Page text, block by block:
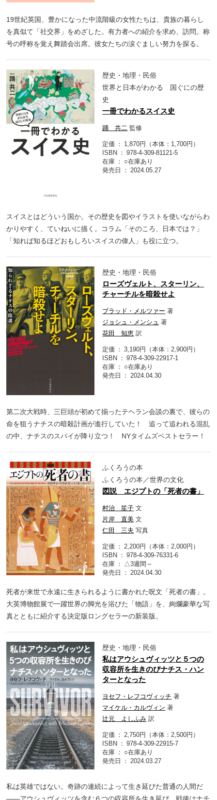
19世紀英国、豊かになった中流階級の女性たちは、貴族の暮らし
を真似て「社交界」をめざした。有力者への紹介を求め、訪問。称
号の呼称を覚え舞踏会出席。彼女たちの涙ぐましい努力を探る。
歴史・地理・民俗
世界と日本がわかる 国ぐにの歴
史
一冊でわかるスイス史
踊 共二 監修
定価
1,870円（本体：1,700円）
ISBN
978-4-309-81121-5
在庫
○在庫あり
発売日
2024.05.27
スイスとはどういう国か。その歴史を図やイラストを使いながらわ
かりやすく、ていねいに描く。コラム「そのころ、日本では？」
「知れば知るほどおもしろいスイスの偉人」も役に立つ。
歴史・地理・民俗
ローズヴェルト、スターリン、
チャーチルを暗殺せよ
ブラッド・メルツァー 著
ジョシュ・メンシュ 著
花田 知恵 訳
定価
3,190円（本体：2,900円）
ISBN
978-4-309-22917-1
在庫
○在庫あり
発売日
2024.04.30
第二次大戦時、三巨頭が初めて揃ったテヘラン会談の裏で、彼らの
命を狙うナチスの暗殺計画が進行していた！ 追って追われる混乱
の中、ナチスのスパイが降り立つ！ NYタイムズベストセラー！
ふくろうの本
ふくろうの本／世界の文化
図説 エジプトの「死者の書」
村治 笙子 文
片岸 直美 文
仁田 三夫 写真
定価
2,200円（本体：2,000円）
ISBN
978-4-309-76331-6
在庫
△3週間～
発売日
2024.04.30
死者が来世で永遠に生きられるように書かれた呪文「死者の書」。
大英博物館展で一躍世界の脚光を浴びた「物語」を、絢爛豪華な写
真とともに紹介する決定版ロングセラーの新装版。
歴史・地理・民俗
私はアウシュヴィッツと５つの
収容所を生きのびナチス・ハン
ターとなった
ヨセフ・レフコヴィッチ 著
マイケル・カルヴィン 著
辻元 よしふみ 訳
定価
2,750円（本体：2,500円）
ISBN
978-4-309-22915-7
在庫
○在庫あり
発売日
2024.03.27
私は英雄ではない。奇跡の連続によって生き延びた普通の人間だ
――アウシュヴィッツを含む６つの収容所を生き延び、戦後はナチ